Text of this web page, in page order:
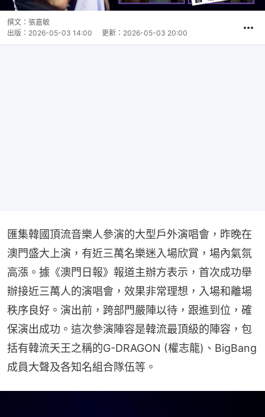
撰文： 張嘉敏
出版： 2026-05-03 14:00 更新： 2026-05-03 20:00
匯集韓國頂流音樂人參演的大型戶外演唱會，昨晚在
澳門盛大上演，有近三萬名樂迷入場欣賞，場內氣氛
高漲。據《澳門日報》報道主辦方表示，首次成功舉
辦接近三萬人的演唱會，效果非常理想，入場和離場
秩序良好。演出前，跨部門嚴陣以待，跟進到位，確
保演出成功。這次參演陣容是韓流最頂級的陣容，包
括有韓流天王之稱的G-DRAGON (權志龍)、BigBang
成員大聲及各知名組合隊伍等。